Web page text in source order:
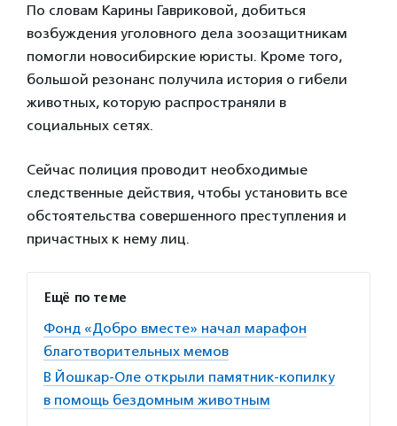
По словам Карины Гавриковой, добиться
возбуждения уголовного дела зоозащитникам
помогли новосибирские юристы. Кроме того,
большой резонанс получила история о гибели
животных, которую распространяли в
социальных сетях.
Сейчас полиция проводит необходимые
следственные действия, чтобы установить все
обстоятельства совершенного преступления и
причастных к нему лиц.
Ещё по теме
Фонд «Добро вместе» начал марафон
благотворительных мемов
В Йошкар-Оле открыли памятник-копилку
в помощь бездомным животным